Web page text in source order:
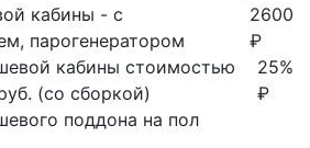
кабины - с
парогенератором
2600
₽
кабины стоимостью
(со сборкой)
25%
₽
поддона на пол